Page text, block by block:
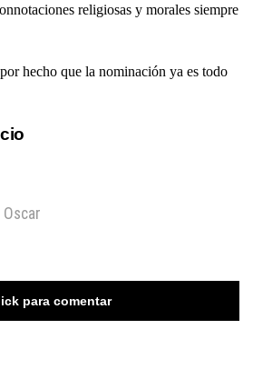
religiosas y morales siempre
hecho que la nominación ya es todo
Oscar
para comentar